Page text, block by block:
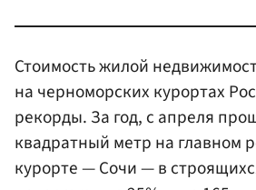
Стоимость жилой
на черноморских курортах
рекорды. За год, с апреля
квадратный метр на главном
курорте — Сочи — в